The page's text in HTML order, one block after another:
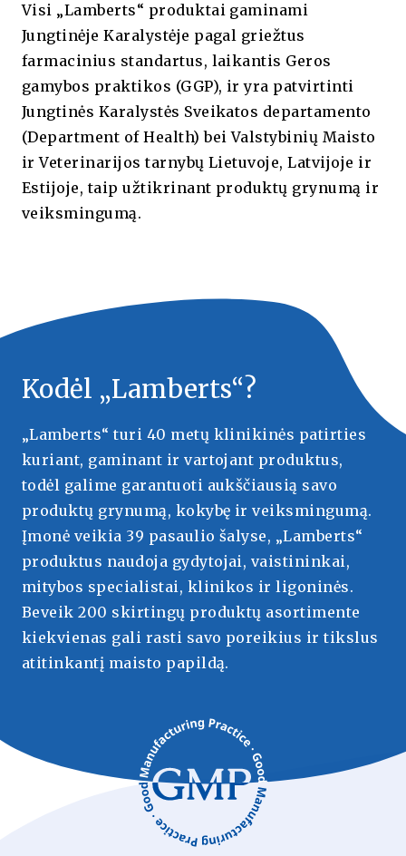
Visi „Lamberts“ produktai gaminami
Jungtinėje Karalystėje pagal griežtus
farmacinius standartus, laikantis Geros
gamybos praktikos (GGP), ir yra patvirtinti
Jungtinės Karalystės Sveikatos departamento
(Department of Health) bei Valstybinių Maisto
ir Veterinarijos tarnybų Lietuvoje, Latvijoje ir
Estijoje, taip užtikrinant produktų grynumą ir
veiksmingumą.
Kodėl „Lamberts“?
„Lamberts“ turi 40 metų klinikinės patirties
kuriant, gaminant ir vartojant produktus,
todėl galime garantuoti aukščiausią savo
produktų grynumą, kokybę ir veiksmingumą.
Įmonė veikia 39 pasaulio šalyse, „Lamberts“
produktus naudoja gydytojai, vaistininkai,
mitybos specialistai, klinikos ir ligoninės.
Beveik 200 skirtingų produktų asortimente
kiekvienas gali rasti savo poreikius ir tikslus
atitinkantį maisto papildą.